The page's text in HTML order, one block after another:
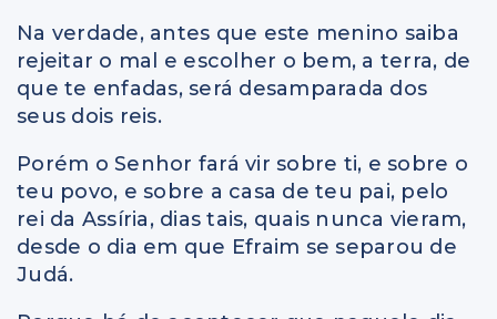
Na verdade, antes que este menino saiba
rejeitar o mal e escolher o bem, a terra, de
que te enfadas, será desamparada dos
seus dois reis.
Porém o Senhor fará vir sobre ti, e sobre o
teu povo, e sobre a casa de teu pai, pelo
rei da Assíria, dias tais, quais nunca vieram,
desde o dia em que Efraim se separou de
Judá.